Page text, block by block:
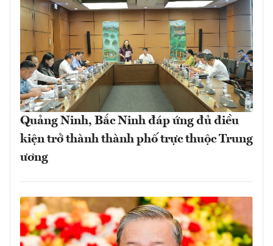
Quảng Ninh, Bắc Ninh đáp ứng đủ điều
kiện trở thành thành phố trực thuộc Trung
ương